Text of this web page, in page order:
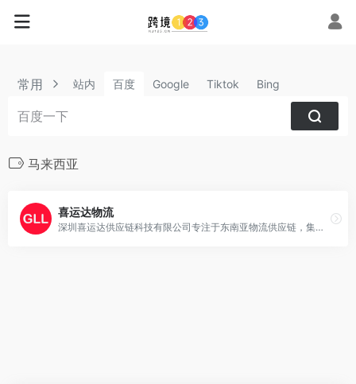
常用 站内 百度 Google Tiktok Bing
马来西亚
喜运达物流
深圳喜运达供应链科技有限公司专注于东南亚物流供应链，集海运、海外仓等生态板块于一体，提供东南亚海运、物流专线、东南亚海外仓、泰国/菲律宾/马来西亚海运、物流专线、海外仓等服务，先后建设了深圳龙岗仓、福建厦门仓、浙江义乌仓；泰国、马来西亚、菲律宾等国家地区均有设立仓库配套服务